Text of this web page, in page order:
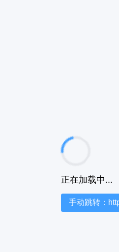
正在加载中...
手动跳转：